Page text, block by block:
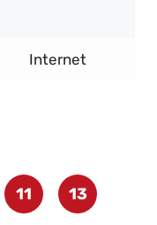
Internet
11 13